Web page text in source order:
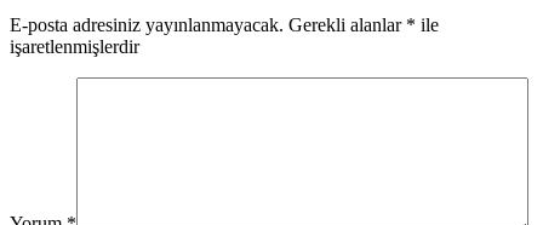
E-posta adresiniz yayınlanmayacak. Gerekli alanlar * ile
işaretlenmişlerdir